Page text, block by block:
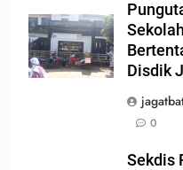
Disdik
0
Sekdis